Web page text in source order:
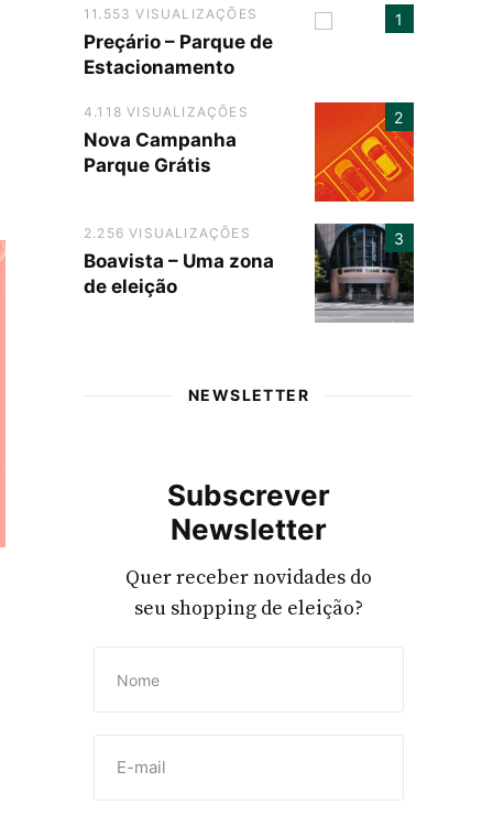
11.553 VISUALIZAÇÕES
Preçário – Parque de
Estacionamento
4.118 VISUALIZAÇÕES
Nova Campanha
Parque Grátis
2.256 VISUALIZAÇÕES
Boavista – Uma zona
de eleição
NEWSLETTER
Subscrever
Newsletter
Quer receber novidades do
seu shopping de eleição?